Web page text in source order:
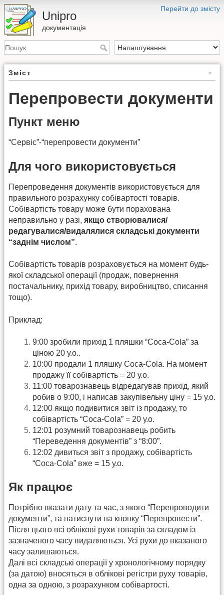
Перейти до змісту
Unipro
документація
Зміст
Перепровести документи
Пункт меню
“Сервіс”-“перепровести документи”
Для чого використовується
Перепроведення документів використовується для
правильного розрахунку собівартості товарів.
Собівартість товару може бути порахована
неправильно у разі, якщо створювалися/
редагувалися/видалялися складські документи
“заднім числом”.
Собівартість товарів розраховується на момент будь-
якої складської операції (продаж, повернення
постачальнику, прихід товару, виробництво, списання
тощо).
Приклад:
9:00 зробили прихід 1 пляшки “Coca-Cola” за
ціною 20 у.о..
10:00 продали 1 пляшку Coca-Cola. На момент
продажу її собівартість = 20 у.о.
11:00 товарознавець відредагував прихід, який
робив о 9:00, і написав закупівельну ціну = 15 у.о.
12:00 якщо подивитися звіт із продажу, то
собівартість “Coca-Cola” = 20 у.о.
12:01 розумний товарознавець робить
“Переведення документів” з “8:00”.
12:02 дивиться звіт з продажу, собівартість
“Coca-Cola” вже = 15 у.о.
Як працює
Потрібно вказати дату та час, з якого “Перепроводити
документи”, та натиснути на кнопку “Перепровести”.
Після цього всі облікові рухи товарів за складом із
зазначеного часу видаляються. Усі рухи до вказаного
часу залишаються.
Далі всі складські операції у хронологічному порядку
(за датою) вносяться в облікові регістри руху товарів,
одна за одною, з розрахунком собівартості.